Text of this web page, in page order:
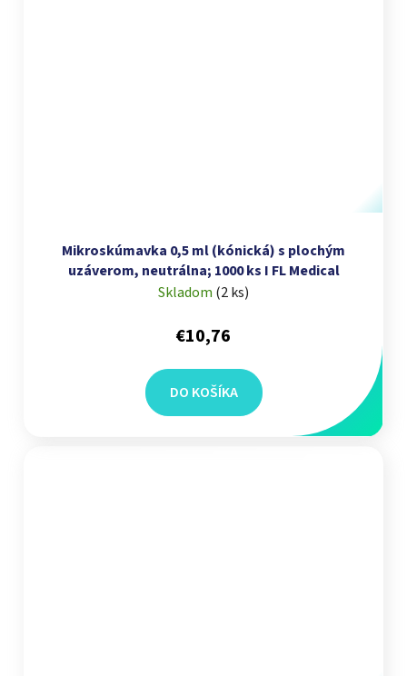
Mikroskúmavka 0,5 ml (kónická) s plochým
uzáverom, neutrálna; 1000 ks I FL Medical
Skladom (2 ks)
€10,76
DO KOŠÍKA